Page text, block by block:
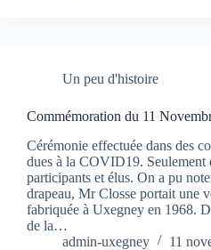
Un peu d'histoire
Commémoration du 11
Cérémonie effectuée dans des
dues à la COVID19. Seulement
participants et élus. On a pu
drapeau, Mr Closse portait une
fabriquée à Uxegney en 1968.
de la…
admin-uxegney
11